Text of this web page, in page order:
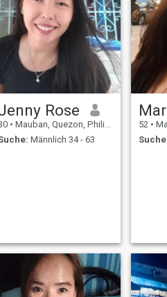
Rose
• Mauban, Quezon, Philippinen
Männlich 34 - 63
52 •